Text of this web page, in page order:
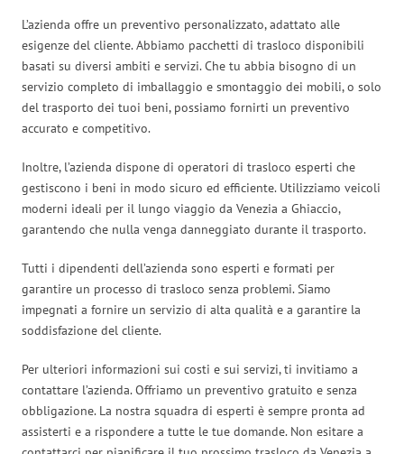
L’azienda offre un preventivo personalizzato, adattato alle
esigenze del cliente. Abbiamo pacchetti di trasloco disponibili
basati su diversi ambiti e servizi. Che tu abbia bisogno di un
servizio completo di imballaggio e smontaggio dei mobili, o solo
del trasporto dei tuoi beni, possiamo fornirti un preventivo
accurato e competitivo.
Inoltre, l’azienda dispone di operatori di trasloco esperti che
gestiscono i beni in modo sicuro ed efficiente. Utilizziamo veicoli
moderni ideali per il lungo viaggio da Venezia a Ghiaccio,
garantendo che nulla venga danneggiato durante il trasporto.
Tutti i dipendenti dell’azienda sono esperti e formati per
garantire un processo di trasloco senza problemi. Siamo
impegnati a fornire un servizio di alta qualità e a garantire la
soddisfazione del cliente.
Per ulteriori informazioni sui costi e sui servizi, ti invitiamo a
contattare l’azienda. Offriamo un preventivo gratuito e senza
obbligazione. La nostra squadra di esperti è sempre pronta ad
assisterti e a rispondere a tutte le tue domande. Non esitare a